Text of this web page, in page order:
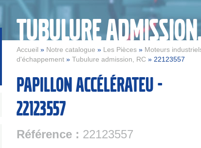
TUBULURE
Accueil » Notre catalogue » Les Pièces» Moteurs
d'échappement» Tubulure admission, RC» 22123557
Papillon accélérateu -
22123557
Référence : 22123557